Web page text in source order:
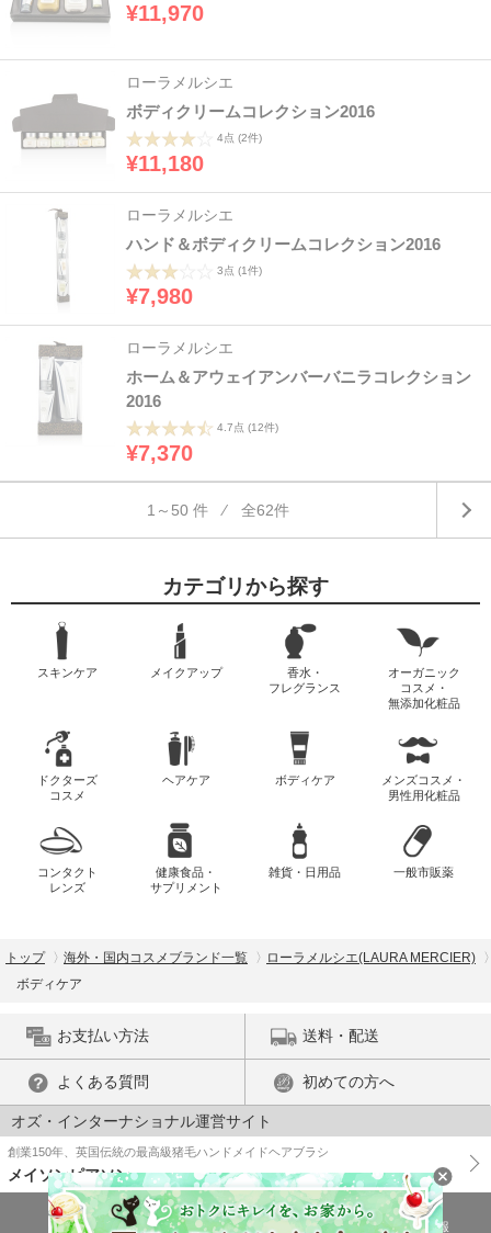
¥11,970
ローラメルシエ
ボディクリームコレクション2016
4点 (2件)
¥11,180
ローラメルシエ
ハンド＆ボディクリームコレクション2016
3点 (1件)
¥7,980
ローラメルシエ
ホーム＆アウェイアンバーバニラコレクション
2016
4.7点 (12件)
¥7,370
1～50 件 ⁄ 全62件
カテゴリから探す
スキンケア メイクアップ
香水・
フレグランス
オーガニック
コスメ・
無添加化粧品
ドクターズ
コスメ
ヘアケア ボディケア
メンズコスメ・
男性用化粧品
コンタクト
レンズ
健康食品・
サプリメント
雑貨・日用品 一般市販薬
トップ 海外・国内コスメブランド一覧
ローラメルシエ(LAURA MERCIER)
ボディケア
お支払い方法 送料・配送
よくある質問 初めての方へ
オズ・インターナショナル運営サイト
創業150年、英国伝統の最高級猪毛ハンドメイドヘアブラシ
メイソンピアソン
特商法に基づく表示 プライバシーポリシー 医薬品販売許可証の情報